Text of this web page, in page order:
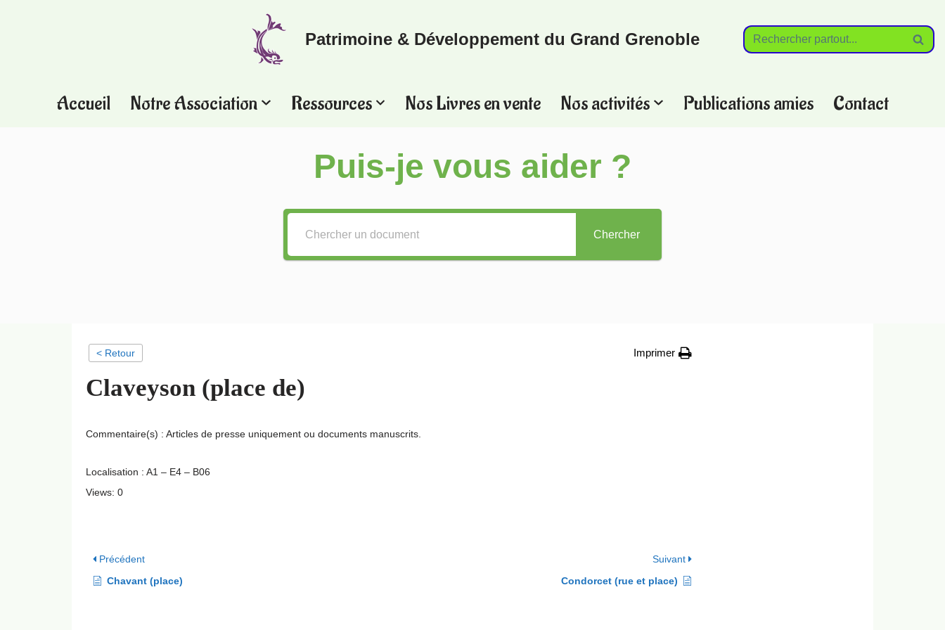
Patrimoine & Développement du Grand Grenoble
Accueil Notre Association Ressources Nos Livres en vente Nos activités Publications amies Contact
Puis-je vous aider ?
Chercher
< Retour Imprimer
Claveyson (place de)
Commentaire(s) : Articles de presse uniquement ou documents manuscrits.
Localisation : A1 – E4 – B06
Views: 0
Précédent
Chavant (place)
Suivant
Condorcet (rue et place)